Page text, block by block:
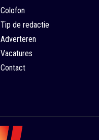
Colofon
Tip de redactie
Adverteren
Vacatures
Contact